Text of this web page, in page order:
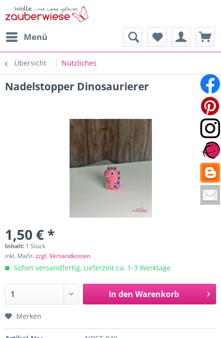
Menü
Übersicht Nützliches
Nadelstopper Dinosaurierer
1,50 € *
Inhalt: 1 Stück
inkl. MwSt.zzgl. Versandkosten
Sofort versandfertig, Lieferzeit ca. 1-3 Werktage
In den Warenkorb
Merken